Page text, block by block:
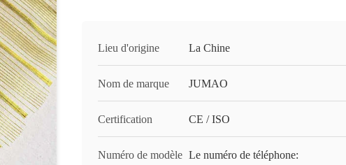
Lieu d'origine La Chine
Nom de marque JUMAO
Certification CE / ISO
Numéro de modèle Le numéro de téléphone: